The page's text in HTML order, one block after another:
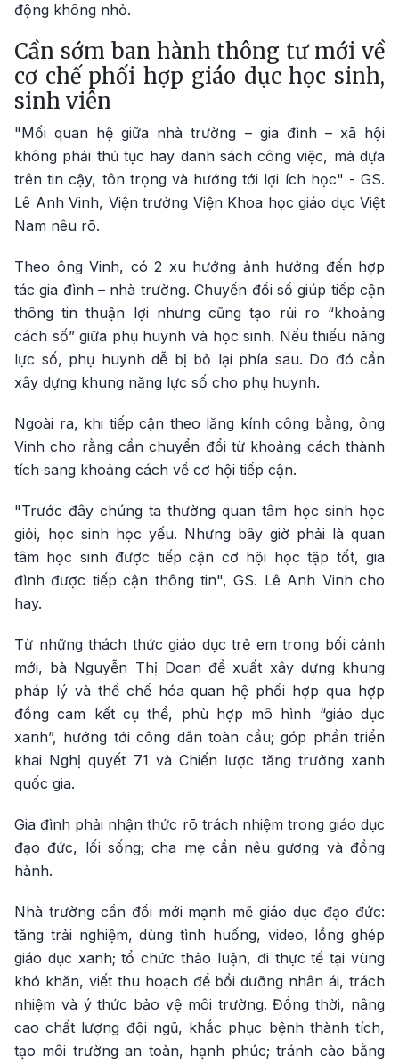
động không nhỏ.
Cần sớm ban hành thông tư mới về
cơ chế phối hợp giáo dục học sinh,
sinh viên
"Mối quan hệ giữa nhà trường – gia đình – xã hội
không phải thủ tục hay danh sách công việc, mà dựa
trên tin cậy, tôn trọng và hướng tới lợi ích học" - GS.
Lê Anh Vinh, Viện trưởng Viện Khoa học giáo dục Việt
Nam nêu rõ.
Theo ông Vinh, có 2 xu hướng ảnh hưởng đến hợp
tác gia đình – nhà trường. Chuyển đổi số giúp tiếp cận
thông tin thuận lợi nhưng cũng tạo rủi ro “khoảng
cách số” giữa phụ huynh và học sinh. Nếu thiếu năng
lực số, phụ huynh dễ bị bỏ lại phía sau. Do đó cần
xây dựng khung năng lực số cho phụ huynh.
Ngoài ra, khi tiếp cận theo lăng kính công bằng, ông
Vinh cho rằng cần chuyển đổi từ khoảng cách thành
tích sang khoảng cách về cơ hội tiếp cận.
"Trước đây chúng ta thường quan tâm học sinh học
giỏi, học sinh học yếu. Nhưng bây giờ phải là quan
tâm học sinh được tiếp cận cơ hội học tập tốt, gia
đình được tiếp cận thông tin", GS. Lê Anh Vinh cho
hay.
Từ những thách thức giáo dục trẻ em trong bối cảnh
mới, bà Nguyễn Thị Doan đề xuất xây dựng khung
pháp lý và thể chế hóa quan hệ phối hợp qua hợp
đồng cam kết cụ thể, phù hợp mô hình “giáo dục
xanh”, hướng tới công dân toàn cầu; góp phần triển
khai Nghị quyết 71 và Chiến lược tăng trưởng xanh
quốc gia.
Gia đình phải nhận thức rõ trách nhiệm trong giáo dục
đạo đức, lối sống; cha mẹ cần nêu gương và đồng
hành.
Nhà trường cần đổi mới mạnh mẽ giáo dục đạo đức:
tăng trải nghiệm, dùng tình huống, video, lồng ghép
giáo dục xanh; tổ chức thảo luận, đi thực tế tại vùng
khó khăn, viết thu hoạch để bồi dưỡng nhân ái, trách
nhiệm và ý thức bảo vệ môi trường. Đồng thời, nâng
cao chất lượng đội ngũ, khắc phục bệnh thành tích,
tạo môi trường an toàn, hạnh phúc; tránh cào bằng